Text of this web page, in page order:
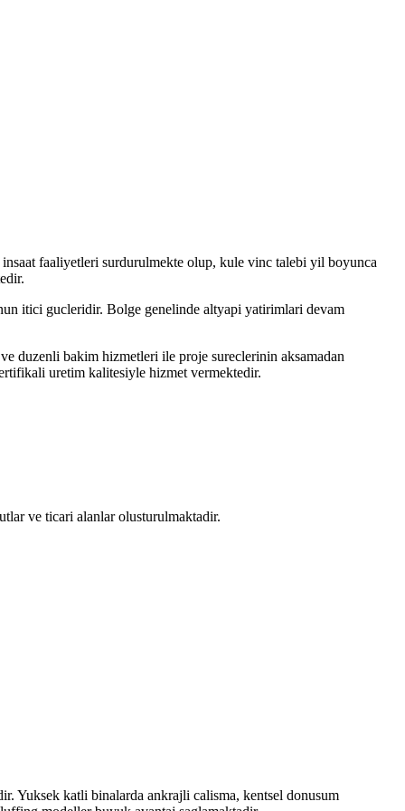
faaliyetleri surdurulmekte olup, kule vinc talebi yil boyunca
itici gucleridir. Bolge genelinde altyapi yatirimlari devam
duzenli bakim hizmetleri ile proje sureclerinin aksamadan
uretim kalitesiyle hizmet vermektedir.
ve ticari alanlar olusturulmaktadir.
Yuksek katli binalarda ankrajli calisma, kentsel donusum